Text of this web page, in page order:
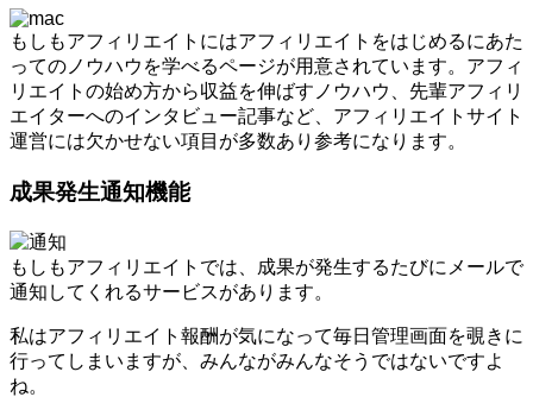
もしもアフィリエイトにはアフィリエイトをはじめるにあた
ってのノウハウを学べるページが用意されています。アフィ
リエイトの始め方から収益を伸ばすノウハウ、先輩アフィリ
エイターへのインタビュー記事など、アフィリエイトサイト
運営には欠かせない項目が多数あり参考になります。
成果発生通知機能
もしもアフィリエイトでは、成果が発生するたびにメールで
通知してくれるサービスがあります。
私はアフィリエイト報酬が気になって毎日管理画面を覗きに
行ってしまいますが、みんながみんなそうではないですよ
ね。